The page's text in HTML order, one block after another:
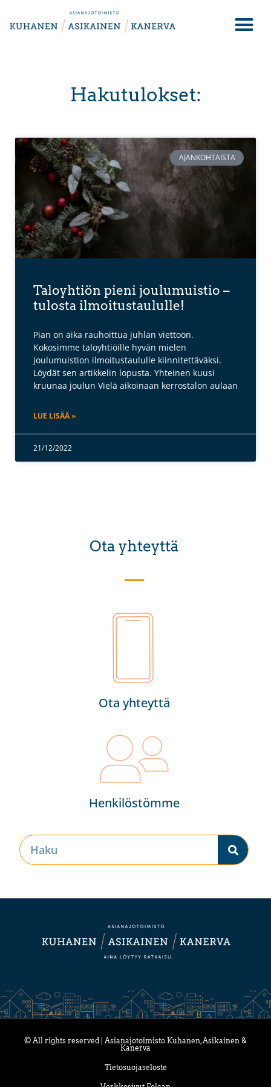
Hakutulokset:
AJANKOHTAISTA
Taloyhtiön pieni joulumuistio –
tulosta ilmoitustaululle!
Pian on aika rauhoittua juhlan viettoon.
Kokosimme taloyhtiöille hyvän mielen
joulumuistion ilmoitustaululle kiinnitettäväksi.
Löydät sen artikkelin lopusta. Yhteinen kuusi
kruunaa joulun Vielä aikoinaan kerrostalon aulaan
LUE LISÄÄ »
21/12/2022
Ota yhteyttä
Ota yhteyttä
Henkilöstömme
© All rights reserved | Asianajotoimisto Kuhanen, Asikainen &
Kanerva
Tietosuojaseloste